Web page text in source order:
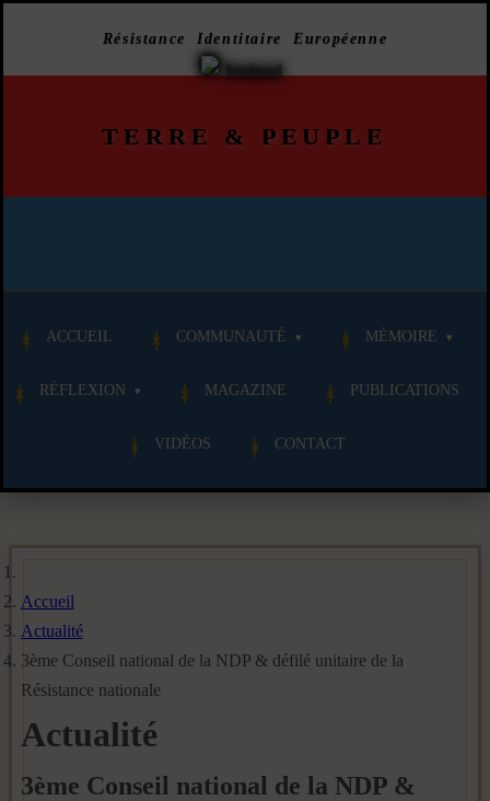
Résistance Identitaire Européenne
TERRE & PEUPLE
ACCUEIL COMMUNAUTÉ MÉMOIRE
RÉFLEXION MAGAZINE PUBLICATIONS
VIDÉOS CONTACT
Accueil
Actualité
3ème Conseil national de la NDP & défilé unitaire de la
Résistance nationale
Actualité
3ème Conseil national de la NDP &